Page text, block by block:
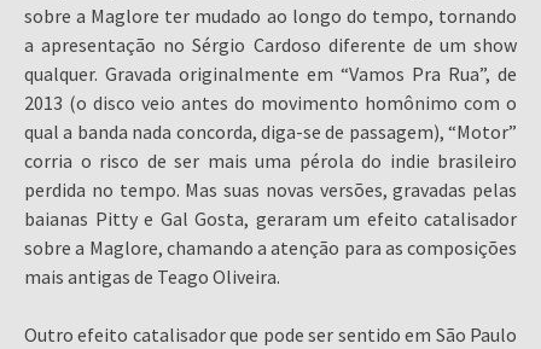
sobre a Maglore ter mudado ao longo do tempo, tornando
a apresentação no Sérgio Cardoso diferente de um show
qualquer. Gravada originalmente em “Vamos Pra Rua”, de
2013 (o disco veio antes do movimento homônimo com o
qual a banda nada concorda, diga-se de passagem), “Motor”
corria o risco de ser mais uma pérola do indie brasileiro
perdida no tempo. Mas suas novas versões, gravadas pelas
baianas Pitty e Gal Gosta, geraram um efeito catalisador
sobre a Maglore, chamando a atenção para as composições
mais antigas de Teago Oliveira.
Outro efeito catalisador que pode ser sentido em São Paulo